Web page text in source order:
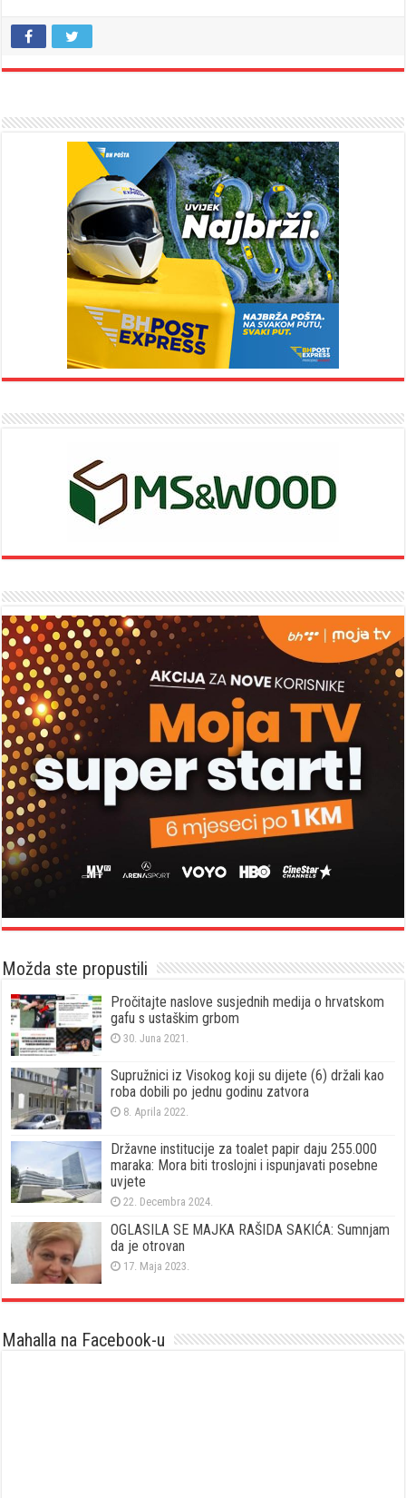
Možda ste propustili
Pročitajte naslove susjednih medija o hrvatskom
gafu s ustaškim grbom
30. Juna 2021.
Supružnici iz Visokog koji su dijete (6) držali kao
roba dobili po jednu godinu zatvora
8. Aprila 2022.
Državne institucije za toalet papir daju 255.000
maraka: Mora biti troslojni i ispunjavati posebne
uvjete
22. Decembra 2024.
OGLASILA SE MAJKA RAŠIDA SAKIĆA: Sumnjam
da je otrovan
17. Maja 2023.
Mahalla na Facebook-u